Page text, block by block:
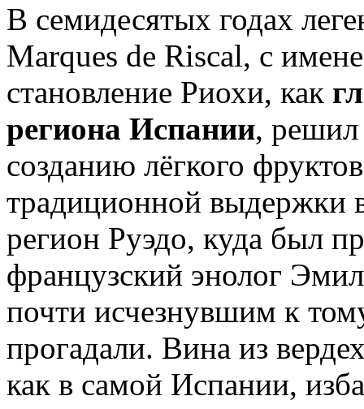
В семидесятых годах
Marques de Riscal, с
становление Риохи, как
региона Испании, решил
созданию лёгкого
традиционной выдержки
регион Руэдо, куда был
французский энолог
почти исчезнувшим к
прогадали. Вина из
как в самой Испании,